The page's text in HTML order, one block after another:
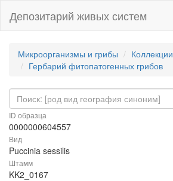
Депозитарий живых систем
Микроорганизмы и грибы
Коллекции
Гербарий фитопатогенных грибов
ID образца
0000000604557
Вид
Puccinia sessilis
Штамм
KK2_0167